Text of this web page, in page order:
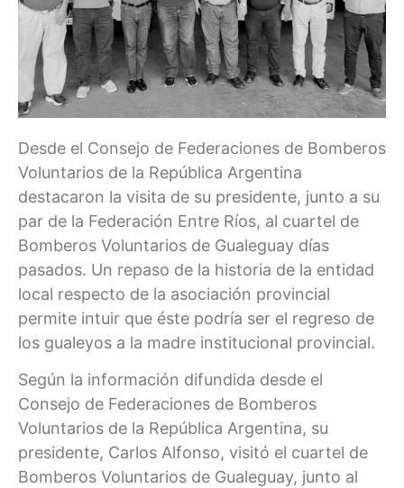
Desde el Consejo de Federaciones de Bomberos
Voluntarios de la República Argentina
destacaron la visita de su presidente, junto a su
par de la Federación Entre Ríos, al cuartel de
Bomberos Voluntarios de Gualeguay días
pasados. Un repaso de la historia de la entidad
local respecto de la asociación provincial
permite intuir que éste podría ser el regreso de
los gualeyos a la madre institucional provincial.
Según la información difundida desde el
Consejo de Federaciones de Bomberos
Voluntarios de la República Argentina, su
presidente, Carlos Alfonso, visitó el cuartel de
Bomberos Voluntarios de Gualeguay, junto al